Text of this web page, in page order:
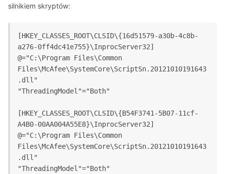
silnikiem skryptów:
[HKEY_CLASSES_ROOT\CLSID\{16d51579-a30b-4c8b-
a276-0ff4dc41e755}\InprocServer32]
@="C:\Program Files\Common
Files\McAfee\SystemCore\ScriptSn.20121010191643
.dll"
"ThreadingModel"="Both"
[HKEY_CLASSES_ROOT\CLSID\{B54F3741-5B07-11cf-
A4B0-00AA004A55E8}\InprocServer32]
@="C:\Program Files\Common
Files\McAfee\SystemCore\ScriptSn.20121010191643
.dll"
"ThreadingModel"="Both"